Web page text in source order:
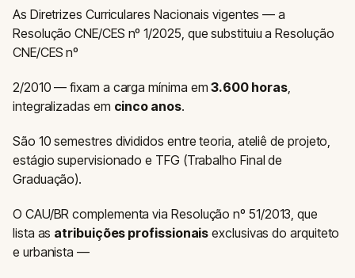
As Diretrizes Curriculares Nacionais vigentes — a
Resolução CNE/CES nº 1/2025, que substituiu a Resolução
CNE/CES nº
2/2010 — fixam a carga mínima em3.600 horas,
integralizadas em cinco anos.
São 10 semestres divididos entre teoria, ateliê de projeto,
estágio supervisionado e TFG (Trabalho Final de
Graduação).
O CAU/BR complementa via Resolução nº 51/2013, que
lista as atribuições profissionais exclusivas do arquiteto
e urbanista —